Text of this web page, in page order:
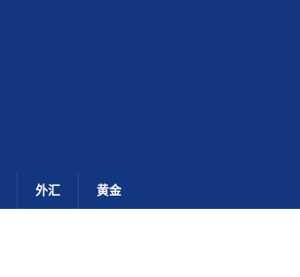
外汇 黄金